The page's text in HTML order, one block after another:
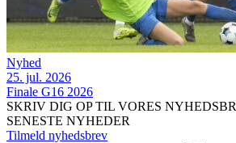
Nyhed
25. jul. 2026
Finale G16 2026
SKRIV DIG OP TIL VORES
SENESTE NYHEDER
Tilmeld nyhedsbrev